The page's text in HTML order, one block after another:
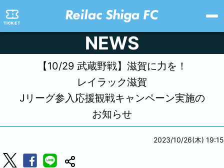
TICKET
NEWS
【10/29 武蔵野戦】 滋賀に力を！
レイラック滋賀
Jリーグ参入応援観戦キャンペーン実施の
お知らせ
2023/10/26(木) 19:15